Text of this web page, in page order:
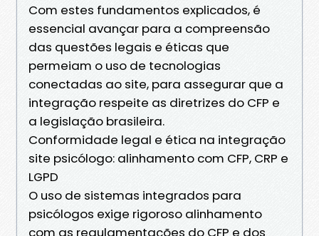
Com estes fundamentos explicados, é
essencial avançar para a compreensão
das questões legais e éticas que
permeiam o uso de tecnologias
conectadas ao site, para assegurar que a
integração respeite as diretrizes do CFP e
a legislação brasileira.
Conformidade legal e ética na integração
site psicólogo: alinhamento com CFP, CRP e
LGPD
O uso de sistemas integrados para
psicólogos exige rigoroso alinhamento
com as regulamentações do CFP e dos